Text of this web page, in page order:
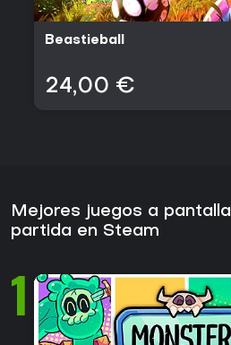
Beastieball
24,00 €
Mejores juegos a pantalla
partida en Steam
1